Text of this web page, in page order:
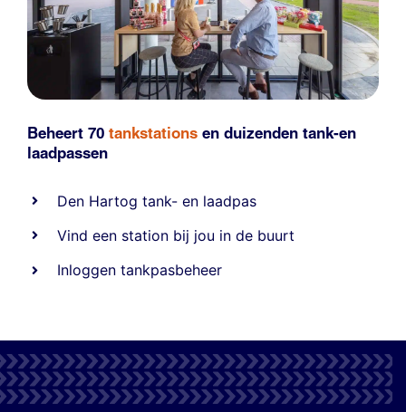
Beheert 70 tankstations en duizenden tank-en
laadpassen
Den Hartog tank- en laadpas
Vind een station bij jou in de buurt
Inloggen tankpasbeheer